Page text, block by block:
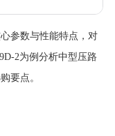
参数与性能特点，对
2为例分析中型压路
要点。